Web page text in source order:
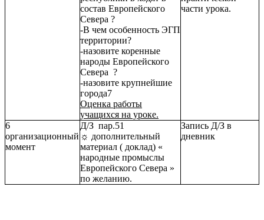
состав Европейского
Севера ?
-В чем особенность ЭГП
территории?
-назовите коренные
народы Европейского
Севера ?
-назовите крупнейшие
города7
Оценка работы
учащихся на уроке.
части урока.
6
организационный
момент
Д/З пар.51
☼ дополнительный
материал ( доклад) «
народные промыслы
Европейского Севера »
по желанию.
Запись Д/З в
дневник